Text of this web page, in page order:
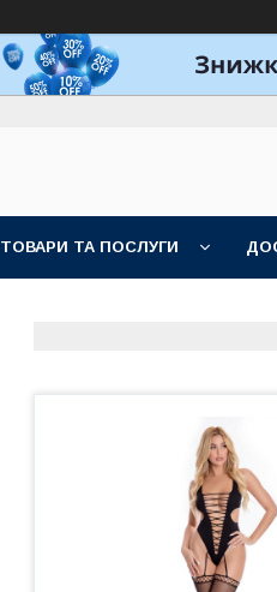
ТОВАРИ ТА ПОСЛУГИ